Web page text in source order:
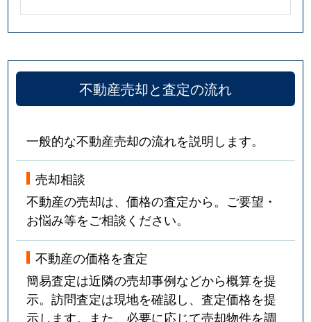
不動産売却と査定の流れ
一般的な不動産売却の流れを説明します。
売却相談
不動産の売却は、価格の査定から。ご要望・
お悩み等をご相談ください。
不動産の価格を査定
簡易査定は近隣の売却事例などから概算を提
示。訪問査定は現地を確認し、査定価格を提
示します。また、必要に応じて売却物件を調